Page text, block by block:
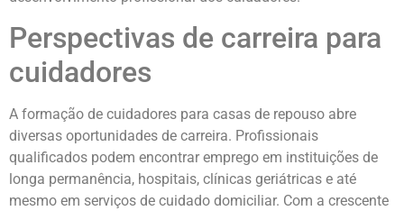
Perspectivas de carreira para
cuidadores
A formação de cuidadores para casas de repouso abre
diversas oportunidades de carreira. Profissionais
qualificados podem encontrar emprego em instituições de
longa permanência, hospitais, clínicas geriátricas e até
mesmo em serviços de cuidado domiciliar. Com a crescente